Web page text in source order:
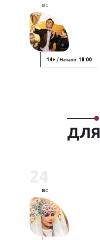
вс
14+ / Начало: 18:00
ДЛЯ
вс